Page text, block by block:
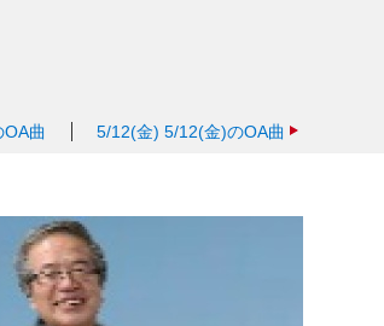
曲 5/12(金) 5/12(金)のOA曲